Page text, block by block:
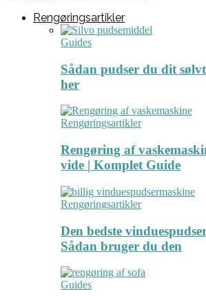
Rengøringsartikler
Guides
Sådan pudser du dit
her
Rengøringsartikler
Rengøring af
vide | Komplet Guide
Rengøringsartikler
Den bedste
Sådan bruger du den
Guides